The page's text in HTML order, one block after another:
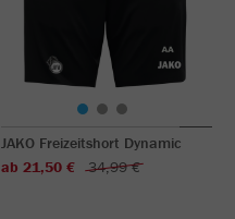
JAKO Freizeitshort Dynamic
ab 21,50 €
34,99 €